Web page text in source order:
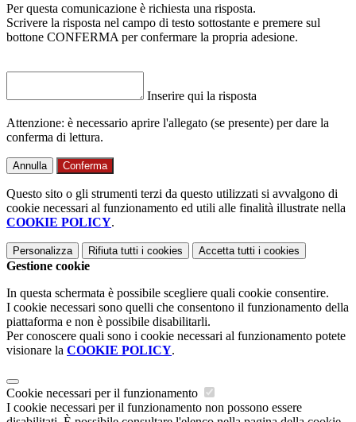
Per questa comunicazione è richiesta una risposta.
Scrivere la risposta nel campo di testo sottostante e premere sul
bottone CONFERMA per confermare la propria adesione.
Inserire qui la risposta
Attenzione: è necessario aprire l'allegato (se presente) per dare la
conferma di lettura.
Annulla Conferma
Questo sito o gli strumenti terzi da questo utilizzati si avvalgono di
cookie necessari al funzionamento ed utili alle finalità illustrate nella
COOKIE POLICY.
Personalizza Rifiuta tutti i cookies Accetta tutti i cookies
Gestione cookie
In questa schermata è possibile scegliere quali cookie consentire.
I cookie necessari sono quelli che consentono il funzionamento della
piattaforma e non è possibile disabilitarli.
Per conoscere quali sono i cookie necessari al funzionamento potete
visionare la COOKIE POLICY.
Cookie necessari per il funzionamento
I cookie necessari per il funzionamento non possono essere